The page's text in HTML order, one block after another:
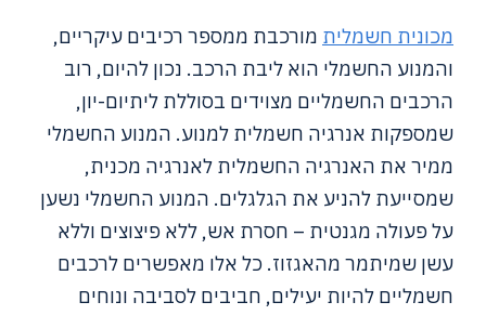
מכונית חשמלית מורכבת ממספר רכיבים עיקריים,
והמנוע החשמלי הוא ליבת הרכב. נכון להיום, רוב
הרכבים החשמליים מצוידים בסוללת ליתיום-יון,
שמספקות אנרגיה חשמלית למנוע. המנוע החשמלי
ממיר את האנרגיה החשמלית לאנרגיה מכנית,
שמסייעת להניע את הגלגלים. המנוע החשמלי נשען
על פעולה מגנטית – חסרת אש, ללא פיצוצים וללא
עשן שמיתמר מהאגזוז. כל אלו מאפשרים לרכבים
חשמליים להיות יעילים, חביבים לסביבה ונוחים